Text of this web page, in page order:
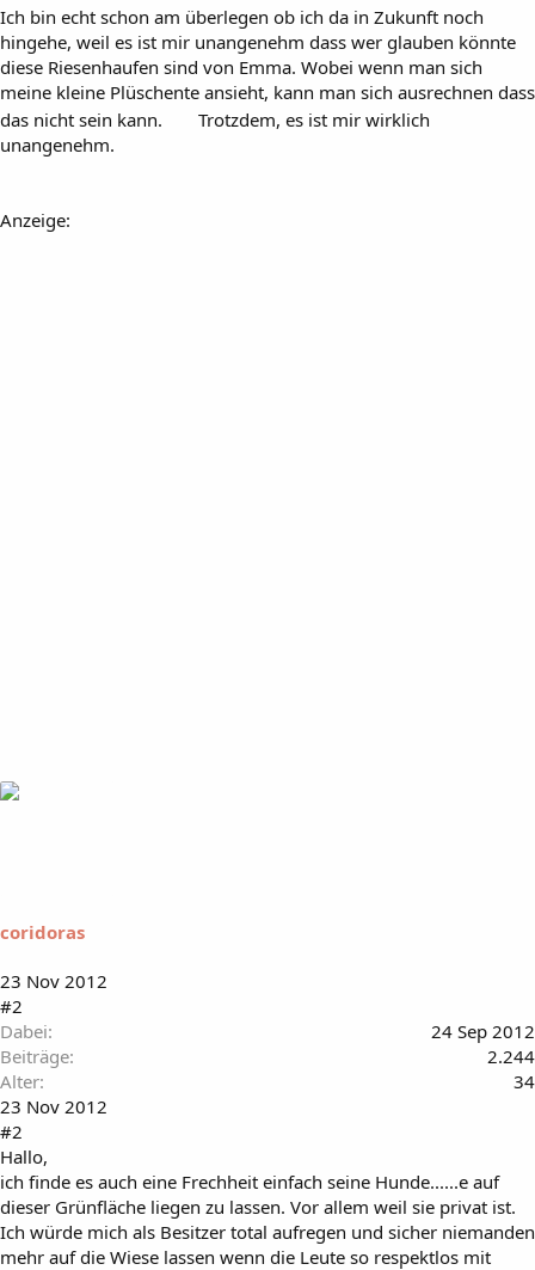
Ich bin echt schon am überlegen ob ich da in Zukunft noch
hingehe, weil es ist mir unangenehm dass wer glauben könnte
diese Riesenhaufen sind von Emma. Wobei wenn man sich
meine kleine Plüschente ansieht, kann man sich ausrechnen dass
das nicht sein kann.
Trotzdem, es ist mir wirklich
unangenehm.
Anzeige:
coridoras
23 Nov 2012
#2
Dabei
24 Sep 2012
Beiträge
2.244
Alter
34
23 Nov 2012
#2
Hallo,
ich finde es auch eine Frechheit einfach seine Hunde......e auf
dieser Grünfläche liegen zu lassen. Vor allem weil sie privat ist.
Ich würde mich als Besitzer total aufregen und sicher niemanden
mehr auf die Wiese lassen wenn die Leute so respektlos mit